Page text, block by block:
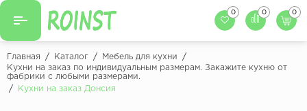
Назад
Кухни на заказ
0 0 0
Главная / Каталог / Мебель для кухни
/
Кухни на заказ по индивидуальным размерам. Закажите кухню от
фабрики с любыми размерами.
/
Кухни на заказ Донсия